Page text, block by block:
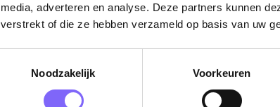
media, adverteren en analyse. Deze partners kunnen
verstrekt of die ze hebben verzameld op basis van uw
Noodzakelijk
Voorkeuren
in je
Schrijf je in en